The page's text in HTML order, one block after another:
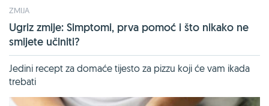
ZMIJA
Ugriz zmije: Simptomi, prva pomoć i što nikako ne
smijete učiniti?
Jedini recept za domaće tijesto za pizzu koji će vam ikada
trebati